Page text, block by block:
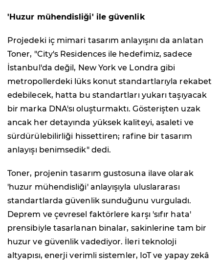
'Huzur mühendisliği' ile güvenlik
Projedeki iç mimari tasarım anlayışını da anlatan
Toner, "City's Residences ile hedefimiz, sadece
İstanbul'da değil, New York ve Londra gibi
metropollerdeki lüks konut standartlarıyla rekabet
edebilecek, hatta bu standartları yukarı taşıyacak
bir marka DNA'sı oluşturmaktı. Gösterişten uzak
ancak her detayında yüksek kaliteyi, asaleti ve
sürdürülebilirliği hissettiren; rafine bir tasarım
anlayışı benimsedik" dedi.
Toner, projenin tasarım gustosuna ilave olarak
'huzur mühendisliği' anlayışıyla uluslararası
standartlarda güvenlik sunduğunu vurguladı.
Deprem ve çevresel faktörlere karşı 'sıfır hata'
prensibiyle tasarlanan binalar, sakinlerine tam bir
huzur ve güvenlik vadediyor. İleri teknoloji
altyapısı, enerji verimli sistemler, IoT ve yapay zekâ